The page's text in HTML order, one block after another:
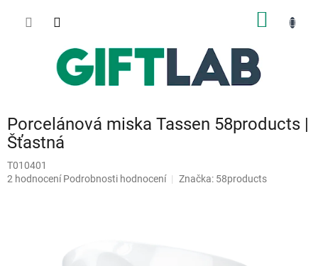
Porcelánová miska Tassen 58products |
Šťastná
T010401
Průměrné
2 hodnocení Podrobnosti hodnocení Značka: 58products